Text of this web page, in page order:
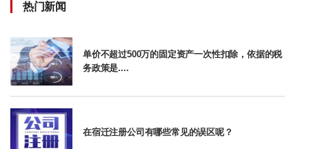
热门新闻
单价不超过500万的固定资产一次性扣除，依据的税
务政策是....
在宿迁注册公司有哪些常见的误区呢？